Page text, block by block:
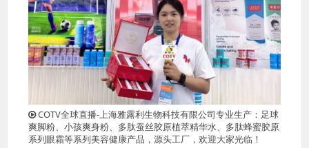
COTV全球直播-上海雅露利生物科技有限公司专业生产：足球
爽脚粉、小孩爽身粉、多肽蚕丝胶原植萃精华水、多肽蜂蜜胶原
系列眼霜等系列美容健康产品，源头工厂，欢迎大家光临！